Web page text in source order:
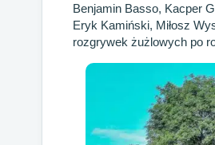
Benjamin Basso, Kacper
Eryk Kamiński, Miłosz
rozgrywek żużlowych po